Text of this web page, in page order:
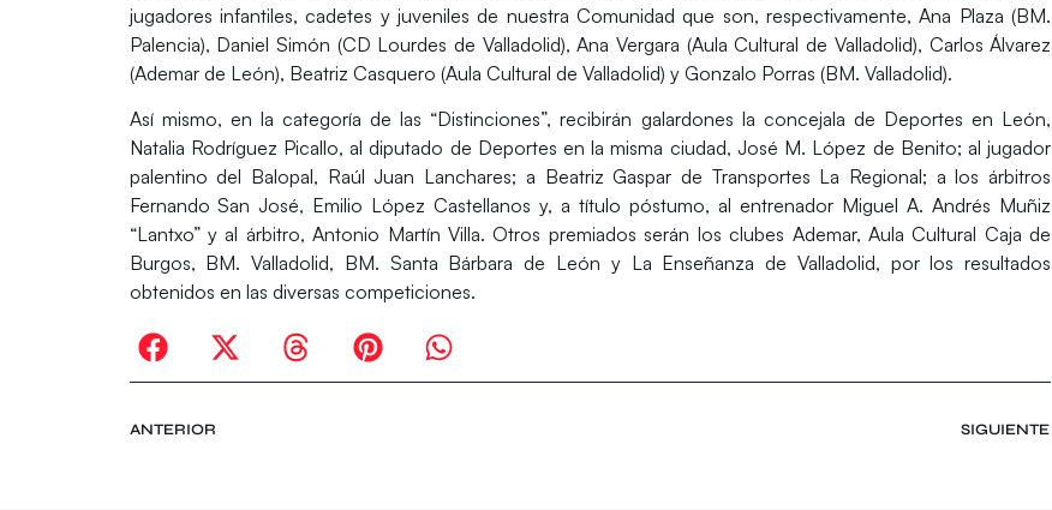
jugadores infantiles, cadetes y juveniles de nuestra Comunidad que son, respectivamente, Ana Plaza (BM.
Palencia), Daniel Simón (CD Lourdes de Valladolid), Ana Vergara (Aula Cultural de Valladolid), Carlos Álvarez
(Ademar de León), Beatriz Casquero (Aula Cultural de Valladolid) y Gonzalo Porras (BM. Valladolid).
Así mismo, en la categoría de las “Distinciones”, recibirán galardones la concejala de Deportes en León,
Natalia Rodríguez Picallo, al diputado de Deportes en la misma ciudad, José M. López de Benito; al jugador
palentino del Balopal, Raúl Juan Lanchares; a Beatriz Gaspar de Transportes La Regional; a los árbitros
Fernando San José, Emilio López Castellanos y, a título póstumo, al entrenador Miguel A. Andrés Muñiz
“Lantxo” y al árbitro, Antonio Martín Villa. Otros premiados serán los clubes Ademar, Aula Cultural Caja de
Burgos, BM. Valladolid, BM. Santa Bárbara de León y La Enseñanza de Valladolid, por los resultados
obtenidos en las diversas competiciones.
ANTERIOR SIGUIENTE